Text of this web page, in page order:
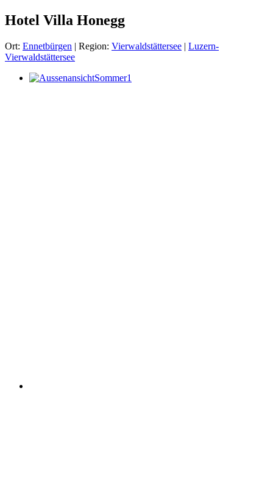
Hotel Villa Honegg
Ort: Ennetbürgen | Region: Vierwaldstättersee | Luzern-
Vierwaldstättersee